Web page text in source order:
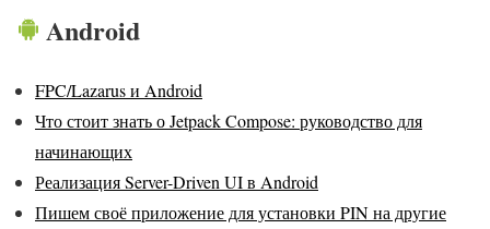
Android
FPC/Lazarus и Android
Что стоит знать о Jetpack Compose: руководство для
начинающих
Реализация Server-Driven UI в Android
Пишем своё приложение для установки PIN на другие